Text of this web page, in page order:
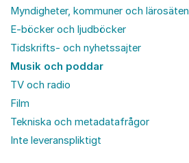
Myndigheter, kommuner och lärosäten
E-böcker och ljudböcker
Tidskrifts- och nyhetssajter
Musik och poddar
TV och radio
Film
Tekniska och metadatafrågor
Inte leveranspliktigt